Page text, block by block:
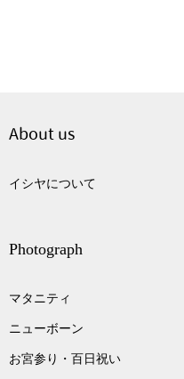
About us
イシヤについて
Photograph
マタニティ
ニューボーン
お宮参り・百日祝い